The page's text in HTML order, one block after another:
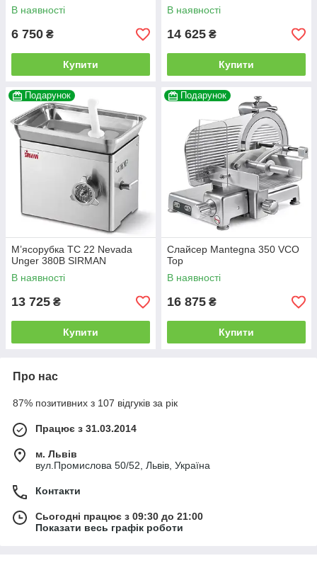
В наявності
6 750 ₴
Купити
В наявності
14 625 ₴
Купити
Подарунок
М’ясорубка TC 22 Nevada
Unger 380В SIRMAN
В наявності
13 725 ₴
Купити
Подарунок
Слайсер Mantegna 350 VCO
Top
В наявності
16 875 ₴
Купити
Про нас
87% позитивних з 107 відгуків за рік
Працює з 31.03.2014
м. Львів
вул.Промислова 50/52, Львів, Україна
Контакти
Сьогодні працює з 09:30 до 21:00
Показати весь графік роботи